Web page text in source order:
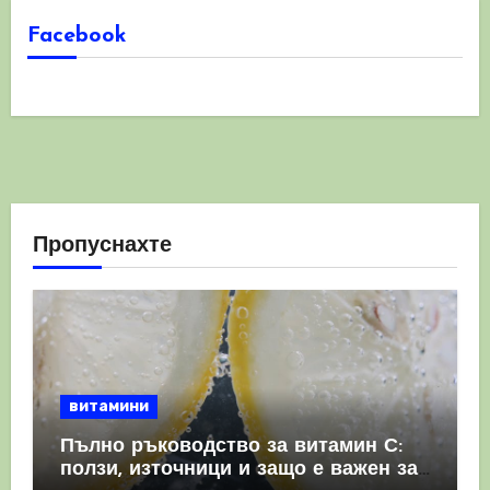
Facebook
Пропуснахте
витамини
Пълно ръководство за витамин С:
ползи, източници и защо е важен за